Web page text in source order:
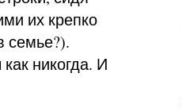
их крепко
семье?).
никогда. И